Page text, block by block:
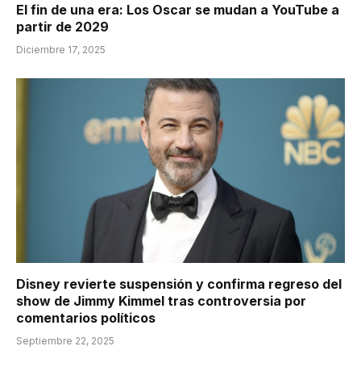
El fin de una era: Los Oscar se mudan a YouTube a
partir de 2029
Diciembre 17, 2025
Disney revierte suspensión y confirma regreso del
show de Jimmy Kimmel tras controversia por
comentarios políticos
Septiembre 22, 2025